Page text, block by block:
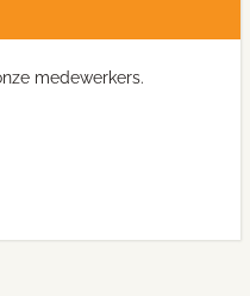
medewerkers.